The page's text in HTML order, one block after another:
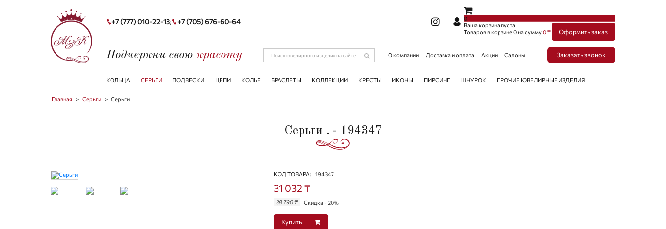
+7 (777) 010-22-13; +7 (705) 676-60-64
0
Ваша корзина пуста
Товаров в корзине0на сумму0 ₸ Оформить заказ
Подчеркни свою красоту О компании Доставка и оплата Акции Салоны Заказать звонок
КОЛЬЦА СЕРЬГИ ПОДВЕСКИ ЦЕПИ КОЛЬЕ БРАСЛЕТЫ КОЛЛЕКЦИИ КРЕСТЫ ИКОНЫ ПИРСИНГ ШНУРОК ПРОЧИЕ ЮВЕЛИРНЫЕ ИЗДЕЛИЯ
Главная > Серьги > Серьги
Серьги . - 194347
КОД ТОВАРА: 194347
31 032 ₸
38 790 ₸ Скидка - 20%
Купить